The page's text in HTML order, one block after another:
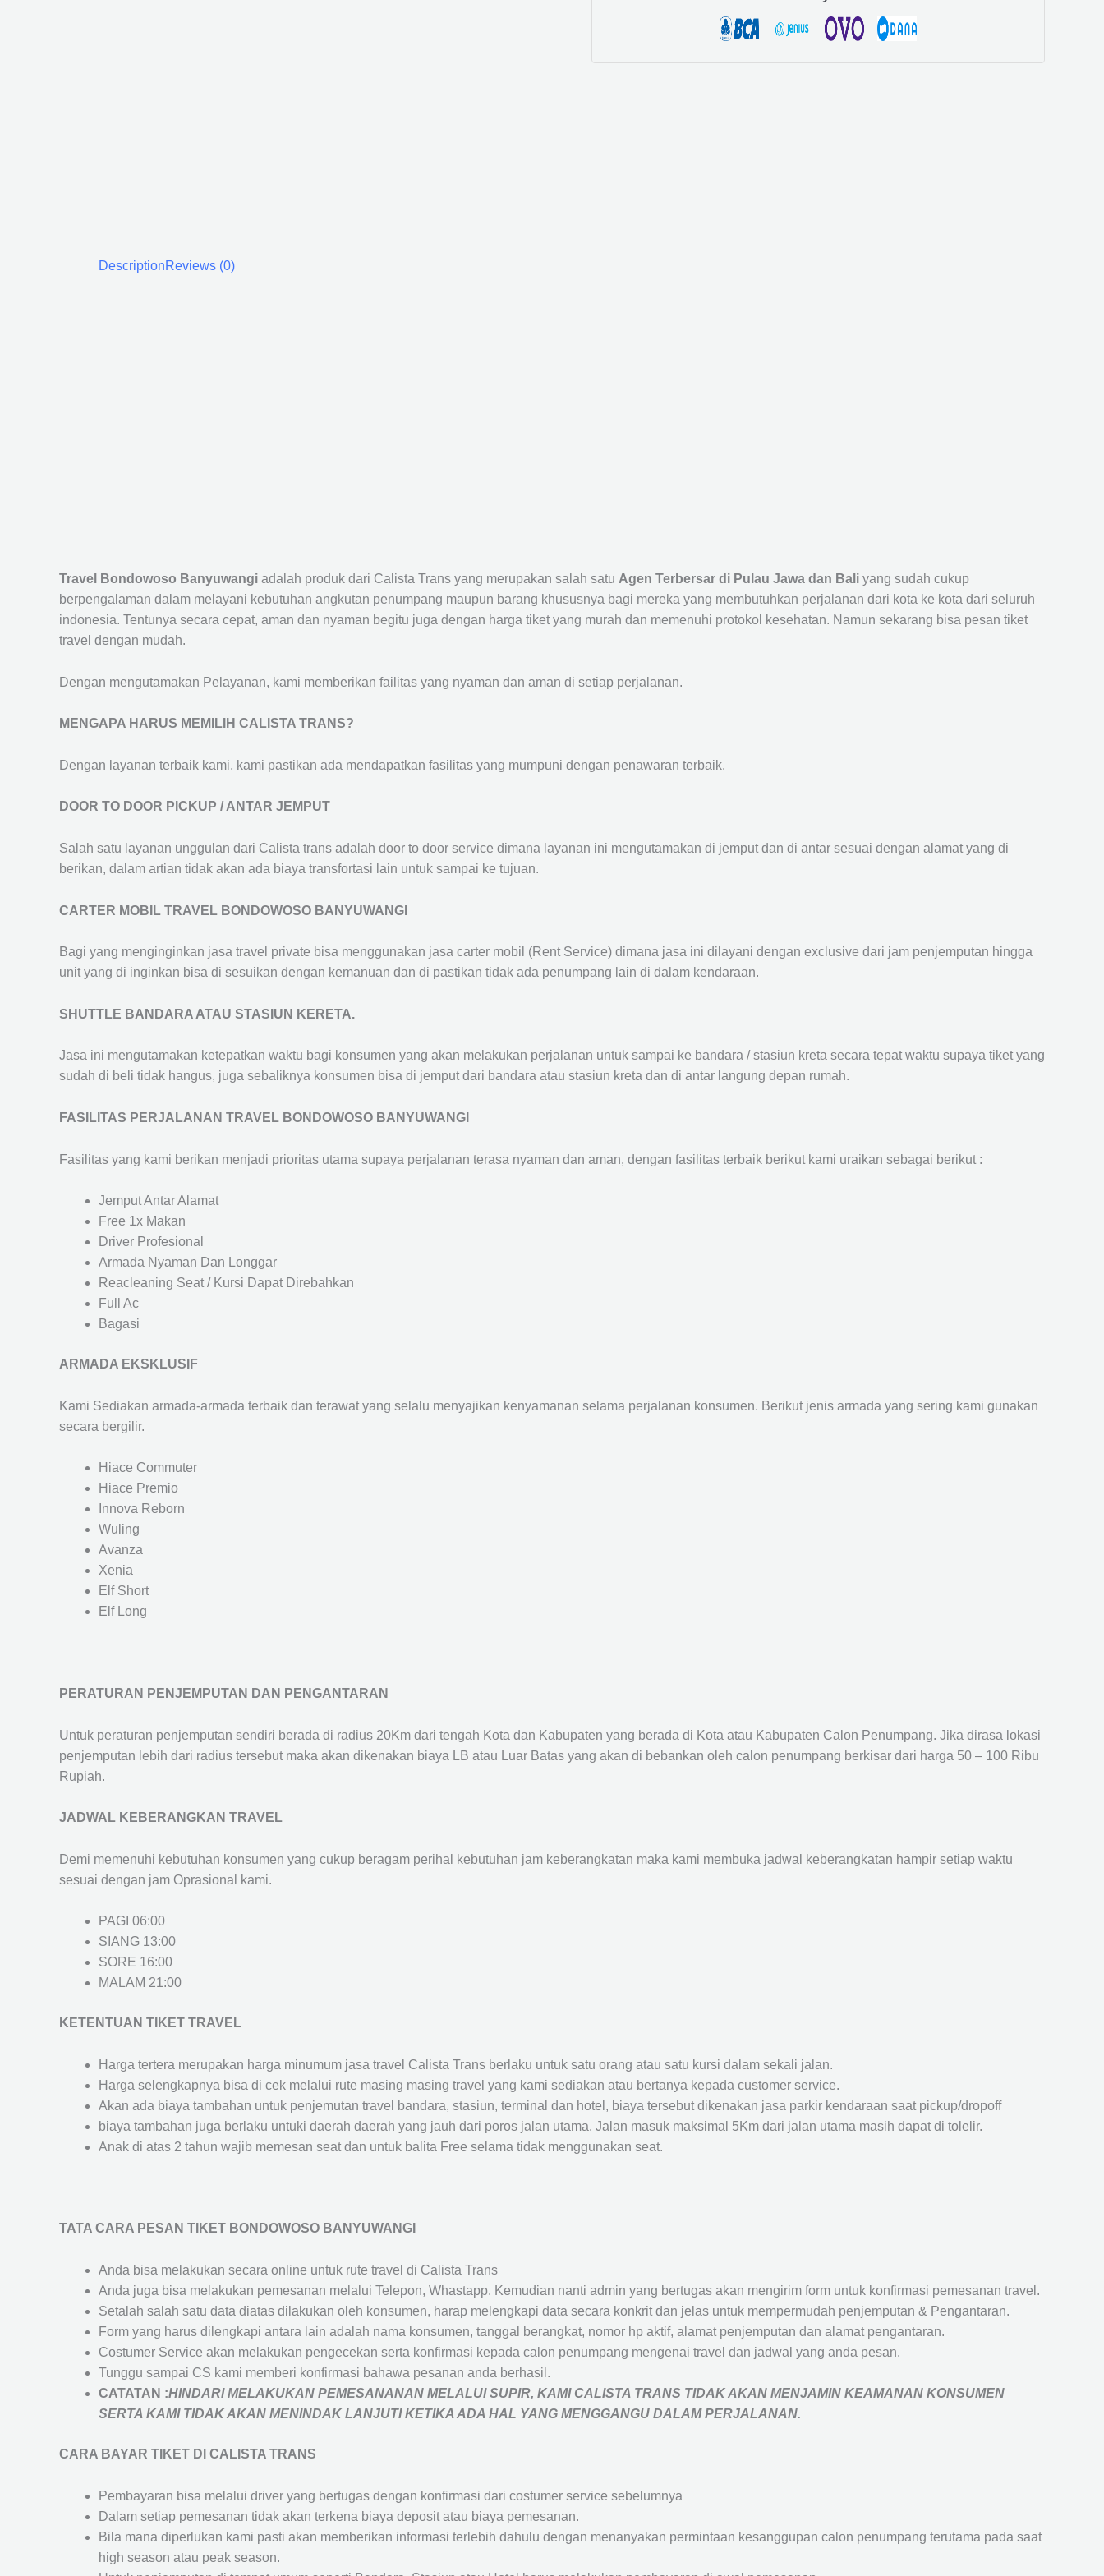
DescriptionReviews (0)
Travel Bondowoso Banyuwangi adalah produk dari Calista Trans yang merupakan salah satu Agen Terbersar di Pulau Jawa dan Bali yang sudah cukup
berpengalaman dalam melayani kebutuhan angkutan penumpang maupun barang khususnya bagi mereka yang membutuhkan perjalanan dari kota ke kota dari seluruh
indonesia. Tentunya secara cepat, aman dan nyaman begitu juga dengan harga tiket yang murah dan memenuhi protokol kesehatan. Namun sekarang bisa pesan tiket
travel dengan mudah.
Dengan mengutamakan Pelayanan, kami memberikan failitas yang nyaman dan aman di setiap perjalanan.
MENGAPA HARUS MEMILIH CALISTA TRANS?
Dengan layanan terbaik kami, kami pastikan ada mendapatkan fasilitas yang mumpuni dengan penawaran terbaik.
DOOR TO DOOR PICKUP / ANTAR JEMPUT
Salah satu layanan unggulan dari Calista trans adalah door to door service dimana layanan ini mengutamakan di jemput dan di antar sesuai dengan alamat yang di
berikan, dalam artian tidak akan ada biaya transfortasi lain untuk sampai ke tujuan.
CARTER MOBIL TRAVEL BONDOWOSO BANYUWANGI
Bagi yang menginginkan jasa travel private bisa menggunakan jasa carter mobil (Rent Service) dimana jasa ini dilayani dengan exclusive dari jam penjemputan hingga
unit yang di inginkan bisa di sesuikan dengan kemanuan dan di pastikan tidak ada penumpang lain di dalam kendaraan.
SHUTTLE BANDARA ATAU STASIUN KERETA.
Jasa ini mengutamakan ketepatkan waktu bagi konsumen yang akan melakukan perjalanan untuk sampai ke bandara / stasiun kreta secara tepat waktu supaya tiket yang
sudah di beli tidak hangus, juga sebaliknya konsumen bisa di jemput dari bandara atau stasiun kreta dan di antar langung depan rumah.
FASILITAS PERJALANAN TRAVEL BONDOWOSO BANYUWANGI
Fasilitas yang kami berikan menjadi prioritas utama supaya perjalanan terasa nyaman dan aman, dengan fasilitas terbaik berikut kami uraikan sebagai berikut :
Jemput Antar Alamat
Free 1x Makan
Driver Profesional
Armada Nyaman Dan Longgar
Reacleaning Seat / Kursi Dapat Direbahkan
Full Ac
Bagasi
ARMADA EKSKLUSIF
Kami Sediakan armada-armada terbaik dan terawat yang selalu menyajikan kenyamanan selama perjalanan konsumen. Berikut jenis armada yang sering kami gunakan
secara bergilir.
Hiace Commuter
Hiace Premio
Innova Reborn
Wuling
Avanza
Xenia
Elf Short
Elf Long
PERATURAN PENJEMPUTAN DAN PENGANTARAN
Untuk peraturan penjemputan sendiri berada di radius 20Km dari tengah Kota dan Kabupaten yang berada di Kota atau Kabupaten Calon Penumpang. Jika dirasa lokasi
penjemputan lebih dari radius tersebut maka akan dikenakan biaya LB atau Luar Batas yang akan di bebankan oleh calon penumpang berkisar dari harga 50 – 100 Ribu
Rupiah.
JADWAL KEBERANGKAN TRAVEL
Demi memenuhi kebutuhan konsumen yang cukup beragam perihal kebutuhan jam keberangkatan maka kami membuka jadwal keberangkatan hampir setiap waktu
sesuai dengan jam Oprasional kami.
PAGI 06:00
SIANG 13:00
SORE 16:00
MALAM 21:00
KETENTUAN TIKET TRAVEL
Harga tertera merupakan harga minumum jasa travel Calista Trans berlaku untuk satu orang atau satu kursi dalam sekali jalan.
Harga selengkapnya bisa di cek melalui rute masing masing travel yang kami sediakan atau bertanya kepada customer service.
Akan ada biaya tambahan untuk penjemutan travel bandara, stasiun, terminal dan hotel, biaya tersebut dikenakan jasa parkir kendaraan saat pickup/dropoff
biaya tambahan juga berlaku untuki daerah daerah yang jauh dari poros jalan utama. Jalan masuk maksimal 5Km dari jalan utama masih dapat di tolelir.
Anak di atas 2 tahun wajib memesan seat dan untuk balita Free selama tidak menggunakan seat.
TATA CARA PESAN TIKET BONDOWOSO BANYUWANGI
Anda bisa melakukan secara online untuk rute travel di Calista Trans
Anda juga bisa melakukan pemesanan melalui Telepon, Whastapp. Kemudian nanti admin yang bertugas akan mengirim form untuk konfirmasi pemesanan travel.
Setalah salah satu data diatas dilakukan oleh konsumen, harap melengkapi data secara konkrit dan jelas untuk mempermudah penjemputan & Pengantaran.
Form yang harus dilengkapi antara lain adalah nama konsumen, tanggal berangkat, nomor hp aktif, alamat penjemputan dan alamat pengantaran.
Costumer Service akan melakukan pengecekan serta konfirmasi kepada calon penumpang mengenai travel dan jadwal yang anda pesan.
Tunggu sampai CS kami memberi konfirmasi bahawa pesanan anda berhasil.
CATATAN :HINDARI MELAKUKAN PEMESANANAN MELALUI SUPIR, KAMI CALISTA TRANS TIDAK AKAN MENJAMIN KEAMANAN KONSUMEN
SERTA KAMI TIDAK AKAN MENINDAK LANJUTI KETIKA ADA HAL YANG MENGGANGU DALAM PERJALANAN.
CARA BAYAR TIKET DI CALISTA TRANS
Pembayaran bisa melalui driver yang bertugas dengan konfirmasi dari costumer service sebelumnya
Dalam setiap pemesanan tidak akan terkena biaya deposit atau biaya pemesanan.
Bila mana diperlukan kami pasti akan memberikan informasi terlebih dahulu dengan menanyakan permintaan kesanggupan calon penumpang terutama pada saat
high season atau peak season.